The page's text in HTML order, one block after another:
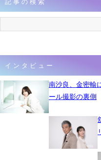
インタビュー
南沙良、金密輸
ール撮影の裏側